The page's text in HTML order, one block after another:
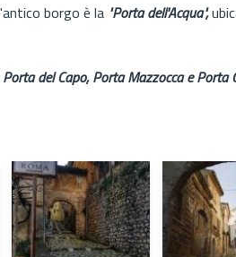
borgo è la "Porta dell'Acqua",
Porta del Capo, Porta Mazzocca e Porta